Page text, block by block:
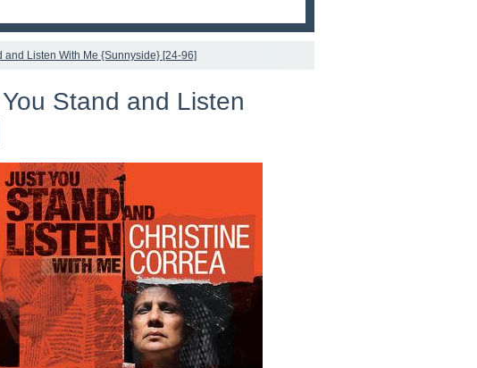
Listen With Me {Sunnyside} [24-96]
Stand and Listen